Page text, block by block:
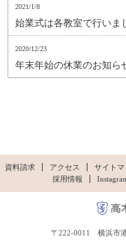
2021/1/8
始業式は各教室で行いま
2020/12/23
年末年始の休業のお知ら
資料請求 アクセス サイトマ
採用情報
〒222-0011 横浜市